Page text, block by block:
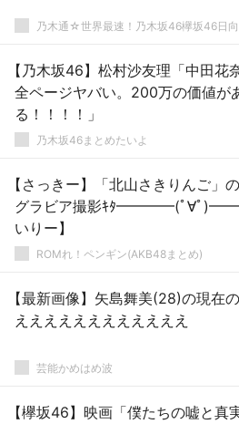
【乃木坂46】松村沙友理「中田花
全ページヤバい。200万の価値が
る！！！！」
乃木坂46まとめたいよ
【さっきー】「北山さきりんご」の
グラビア撮影ｷﾀ━━━━(ﾟ∀ﾟ
いりー】
ROMれ！ペンギン(AKB48まとめ)
【最新画像】矢島舞美(28)の現在
ええええええええええええ
芸能かめはめ波
【欅坂46】映画「僕たちの嘘と真